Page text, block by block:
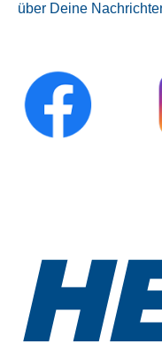
über Deine